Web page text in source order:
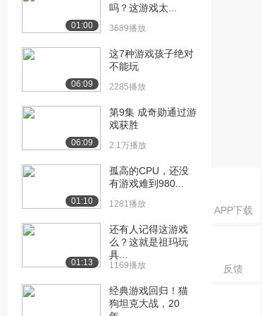
APP下载
反馈
01:00
吗？这游戏太...
3689播放
06:09
这7种游戏孩子绝对
不能玩
2285播放
06:09
第9集 成奇勋通过游
戏获胜
2.1万播放
01:10
孤高的CPU，还没
有游戏难到980...
1281播放
01:13
还有人记得这游戏
么？这就是祖玛玩
具...
1169播放
经典游戏回归！猫
狗坦克大战，20